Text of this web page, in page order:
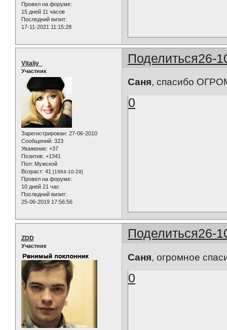
Провел на форуме:
15 дней 11 часов
Последний визит:
17-11-2021 11:15:28
Поделиться26-
Vitaliy_
Участник
Зарегистрирован: 27-06-2010
Сообщений: 323
Уважение: +37
Позитив: +1341
Пол: Мужской
Возраст: 41 [1984-10-28]
Провел на форуме:
10 дней 21 час
Последний визит:
25-06-2019 17:56:56
Саня, спасибо
0
Поделиться26-
ZDD
Участник
Саня, огромное
0